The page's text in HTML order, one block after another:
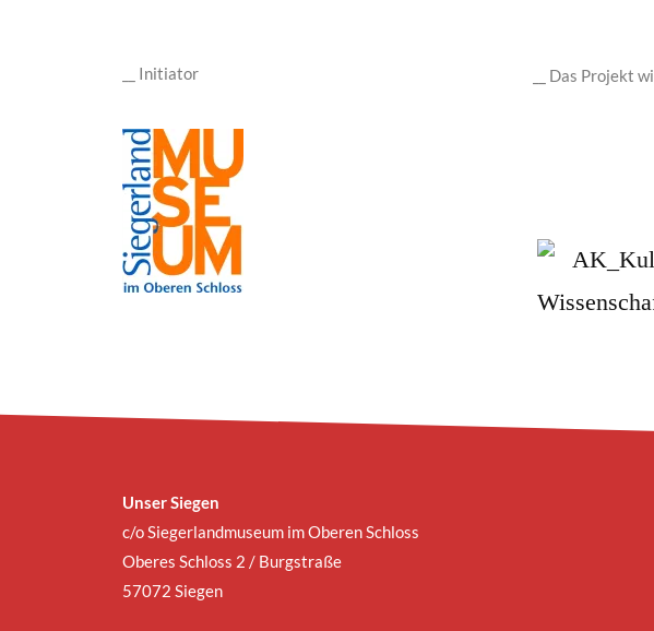
__ Initiator __ Das Projekt
Unser Siegen
c/o Siegerlandmuseum im Oberen Schloss
Oberes Schloss 2 / Burgstraße
57072 Siegen